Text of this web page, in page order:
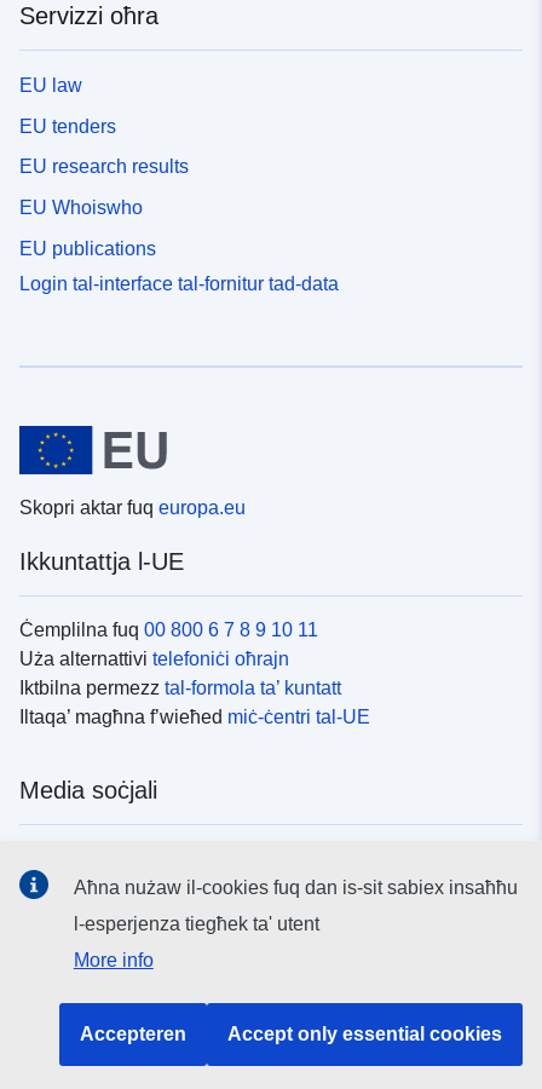
Servizzi oħra
EU law
EU tenders
EU research results
EU Whoiswho
EU publications
Login tal-interface tal-fornitur tad-data
Skopri aktar fuq europa.eu
Ikkuntattja l-UE
Ċemplilna fuq 00 800 6 7 8 9 10 11
Uża alternattivi telefoniċi oħrajn
Iktbilna permezz tal-formola ta’ kuntatt
Iltaqa’ magħna f’wieħed miċ-ċentri tal-UE
Media soċjali
L-istituzzjonijiet u l-korpi tal-UE
Aħna nużaw il-cookies fuq dan is-sit sabiex insaħħu
l-esperjenza tiegħek ta' utent
More info
Accepteren Accept only essential cookies